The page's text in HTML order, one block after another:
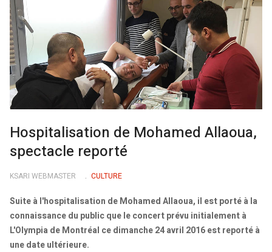
Hospitalisation de Mohamed Allaoua,
spectacle reporté
KSARI WEBMASTER CULTURE
Suite à l'hospitalisation de Mohamed Allaoua, il est porté à la
connaissance du public que le concert prévu initialement à
L'Olympia de Montréal ce dimanche 24 avril 2016 est reporté à
une date ultérieure.